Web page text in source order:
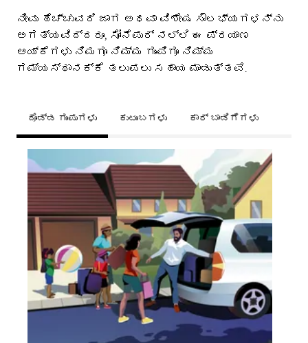
ನೀವು ಹೆಚ್ಚುವರಿ ಜಾಗ ಅಥವಾ ವಿಶೇಷ ಸೌಲಭ್ಯಗಳನ್ನು
ಅಗತ್ಯವಿದ್ದರೂ, ಸೋನೆಪುರ್ ನಲ್ಲಿ ಈ ಪ್ರಯಾಣ
ಆಯ್ಕೆಗಳು ನಿಮಗೂ ನಿಮ್ಮ ಗುಂಪಿಗೂ ನಿಮ್ಮ
ಗಮ್ಯಸ್ಥಾನಕ್ಕೆ ತಲುಪಲು ಸಹಾಯ ಮಾಡುತ್ತವೆ.
ದೊಡ್ಡ ಗುಂಪುಗಳು ಕುಟುಂಬಗಳು ಕಾರ್ ಬಾಡಿಗೆಗಳು